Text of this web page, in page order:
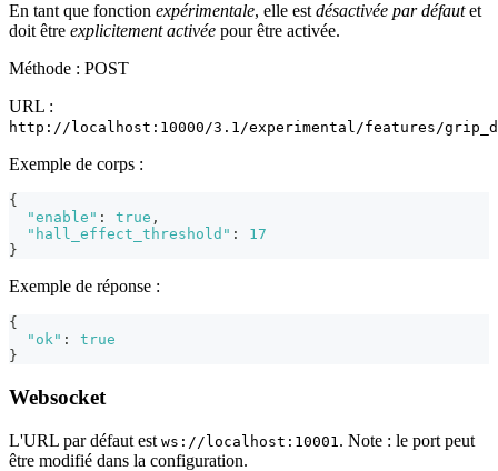
En tant que fonction expérimentale, elle est désactivée par défautet
doit être explicitement activée pour être activée.
Méthode : POST
URL :
http://localhost:10000/3.1/experimental/features/
Exemple de corps :
{
"enable" : true ,
"hall_effect_threshold" :
17
}
Exemple de réponse :
{
"ok" :
true
}
Websocket
L'URL par défaut est ws://localhost:10001 . Note : le port peut
être modifié dans la configuration.